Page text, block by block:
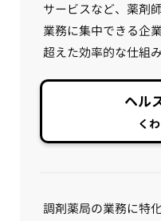
サービスなど、薬剤
業務に集中できる企
超えた効率的な仕組み
ヘル
く
調剤薬局の業務に特